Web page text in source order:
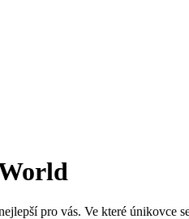
pro vás. Ve které únikovce